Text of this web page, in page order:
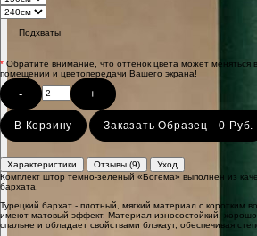
Подхваты
* Обратите внимание, что оттенок цвета может меняться
помещении и цветопередачи Вашего экрана!
- +
В Корзину Заказать Образец - 0 Руб.
Характеристики Отзывы (9)
Уход
Комплект штор темно-зеленый «Богема» выполнен из
бархата.
Турецкий бархат - плотный, мягкий материал с коротким
имеют матовый эффект. Материал износостойкий, хорошо
спальне и обладает свойствами блэкаут, обеспечивая